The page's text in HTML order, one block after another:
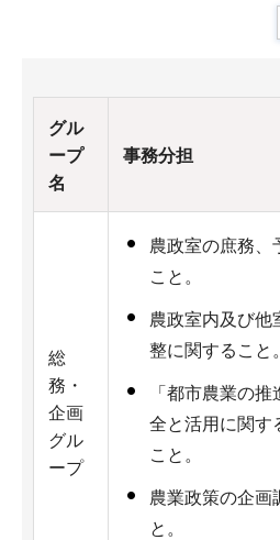
グル
ープ
名
事務分担
総
務・
企画
グル
ープ
農政室の庶務、
こと。
農政室内及び他
整に関すること。
「都市農業の
全と活用に関す
こと。
農業政策の企画
と。